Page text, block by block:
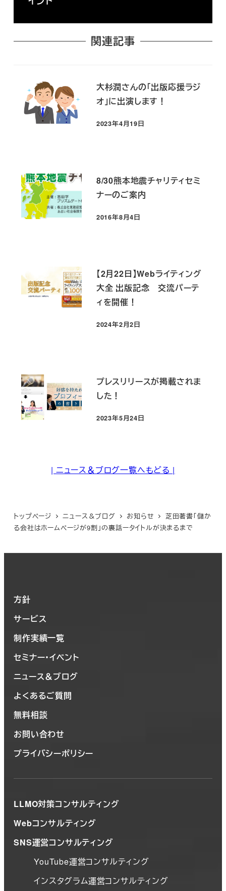
関連記事
大杉潤さんの「出版応援ラジ
オ」に出演します！
投稿日
2023年4月19日
8/30熊本地震チャリティセミ
ナーのご案内
投稿日
2016年8月4日
【2月22日】Webライティング
大全 出版記念 交流パーテ
ィを開催！
投稿日
2024年2月2日
プレスリリースが掲載されま
した！
投稿日
2023年5月24日
| ニュース＆ブログ一覧へもどる |
トップページ ニュース＆ブログ お知らせ
芝田著書「儲か
る会社はホームページが9割」の裏話ータイトルが決まるまで
方針
サービス
制作実績一覧
セミナー・イベント
ニュース＆ブログ
よくあるご質問
無料相談
お問い合わせ
プライバシーポリシー
LLMO対策コンサルティング
Webコンサルティング
SNS運営コンサルティング
YouTube運営コンサルティング
インスタグラム運営コンサルティング